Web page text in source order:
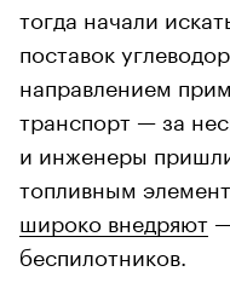
тогда начали
поставок
направлением
транспорт — за
и инженеры
топливным
широко внедряют
беспилотников.